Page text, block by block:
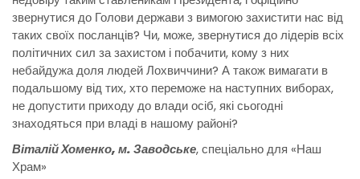
звернутися до Голови держави з вимогою захистити нас від
таких своїх посланців? Чи, може, звернутися до лідерів всіх
політичних сил за захистом і побачити, кому з них
небайдужа доля людей Лохвиччини? А також вимагати в
подальшому від тих, хто переможе на наступних виборах,
не допустити приходу до влади осіб, які сьогодні
знаходяться при владі в нашому районі?
Віталій Хоменко, м. Заводське, спеціально для «Наш
Храм»